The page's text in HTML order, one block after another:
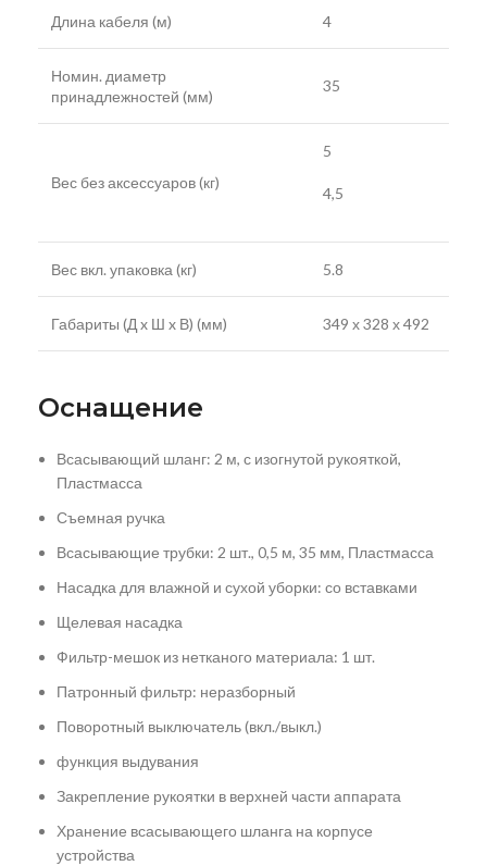
Длина кабеля (м) 4
Номин. диаметр
принадлежностей (мм)
35
Вес без аксессуаров (кг)
5
4,5
Вес вкл. упаковка (кг) 5.8
Габариты (Д x Ш x В) (мм) 349 х 328 х 492
Оснащение
Всасывающий шланг: 2 м, с изогнутой рукояткой,
Пластмасса
Съемная ручка
Всасывающие трубки: 2 шт., 0,5 м, 35 мм, Пластмасса
Насадка для влажной и сухой уборки: со вставками
Щелевая насадка
Фильтр-мешок из нетканого материала: 1 шт.
Патронный фильтр: неразборный
Поворотный выключатель (вкл./выкл.)
функция выдувания
Закрепление рукоятки в верхней части аппарата
Хранение всасывающего шланга на корпусе
устройства